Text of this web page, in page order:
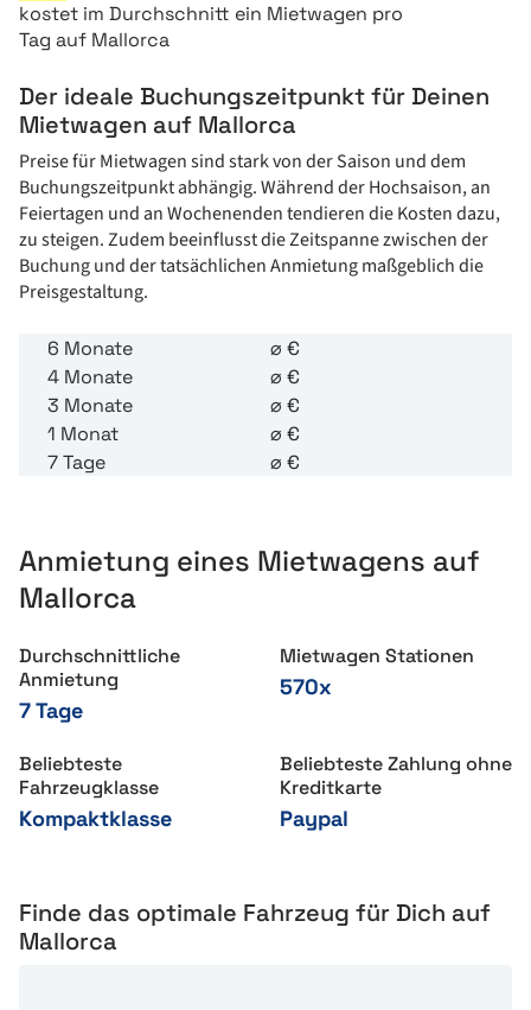
kostet im Durchschnitt ein Mietwagen pro
Tag auf Mallorca
Der ideale Buchungszeitpunkt für Deinen
Mietwagen auf Mallorca
Preise für Mietwagen sind stark von der Saison und dem
Buchungszeitpunkt abhängig. Während der Hochsaison, an
Feiertagen und an Wochenenden tendieren die Kosten dazu,
zu steigen. Zudem beeinflusst die Zeitspanne zwischen der
Buchung und der tatsächlichen Anmietung maßgeblich die
Preisgestaltung.
6 Monate ⌀ €
4 Monate
⌀ €
3 Monate
⌀ €
1 Monat
⌀ €
7 Tage
⌀ €
Anmietung eines Mietwagens auf
Mallorca
Durchschnittliche
Anmietung
7 Tage
Mietwagen Stationen
570x
Beliebteste
Fahrzeugklasse
Kompaktklasse
Beliebteste Zahlung ohne
Kreditkarte
Paypal
Finde das optimale Fahrzeug für Dich auf
Mallorca